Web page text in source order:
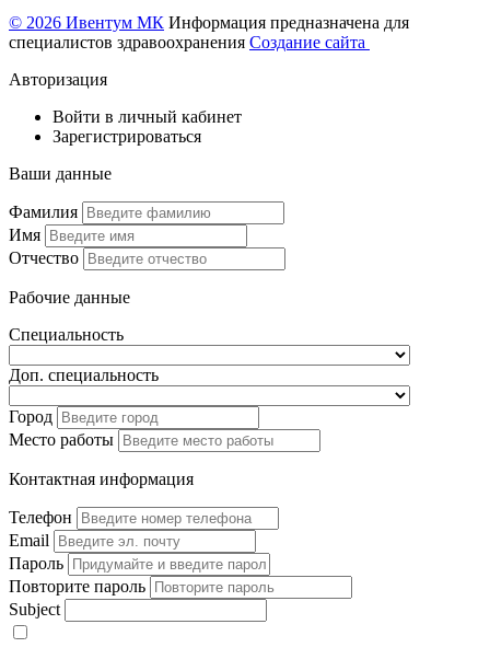
© 2026 Ивентум МК Информация предназначена для
специалистов здравоохранения Создание сайта
Авторизация
Войти в личный кабинет
Зарегистрироваться
Ваши данные
Фамилия
Имя
Отчество
Рабочие данные
Специальность
Доп. специальность
Город
Место работы
Контактная информация
Телефон
Email
Пароль
Повторите пароль
Subject